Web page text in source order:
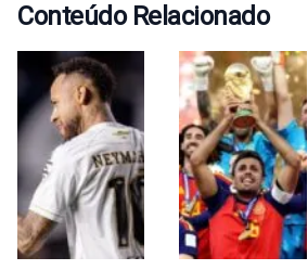
Conteúdo Relacionado